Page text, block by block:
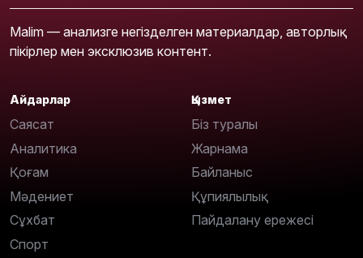
Malim — анализге негізделген материалдар, авторлық
пікірлер мен эксклюзив контент.
Айдарлар
Саясат
Аналитика
Қоғам
Мәдениет
Сұхбат
Спорт
Қызмет
Біз туралы
Жарнама
Байланыс
Құпиялылық
Пайдалану ережесі